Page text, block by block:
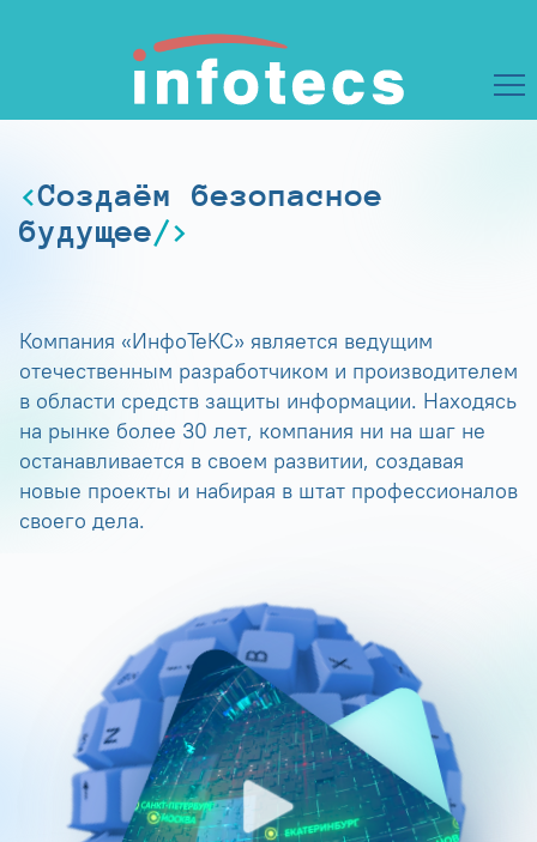
Создаём безопасное
будущее
Компания «ИнфоТеКС» является ведущим
отечественным разработчиком и производителем
в области средств защиты информации. Находясь
на рынке более 30 лет, компания ни на шаг не
останавливается в своем развитии, создавая
новые проекты и набирая в штат профессионалов
своего дела.